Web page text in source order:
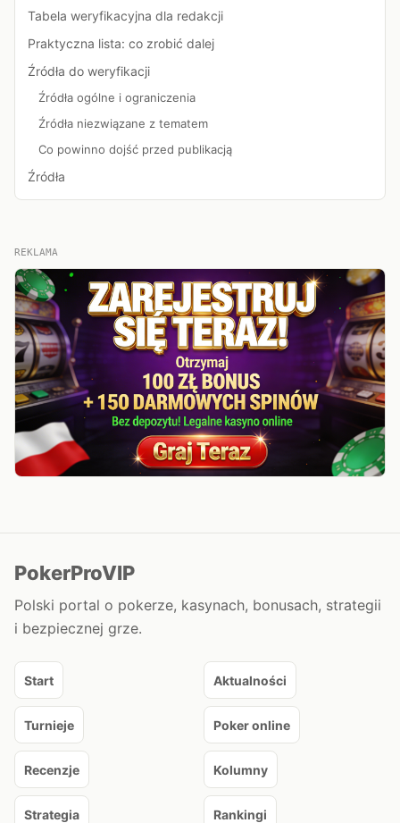
Tabela weryfikacyjna dla redakcji
Praktyczna lista: co zrobić dalej
Źródła do weryfikacji
Źródła ogólne i ograniczenia
Źródła niezwiązane z tematem
Co powinno dojść przed publikacją
Źródła
REKLAMA
PokerProVIP
Polski portal o pokerze, kasynach, bonusach, strategii
i bezpiecznej grze.
Start Aktualności
Turnieje Poker online
Recenzje Kolumny
Strategia Rankingi